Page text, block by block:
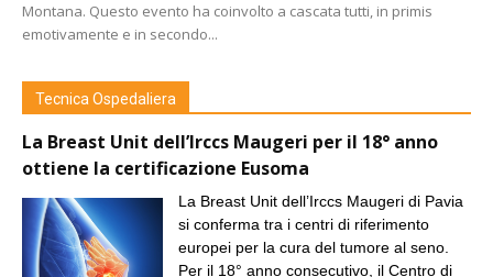
Montana. Questo evento ha coinvolto a cascata tutti, in primis
emotivamente e in secondo...
Tecnica Ospedaliera
La Breast Unit dell’Irccs Maugeri per il 18° anno
ottiene la certificazione Eusoma
La Breast Unit dell’Irccs Maugeri di Pavia
si conferma tra i centri di riferimento
europei per la cura del tumore al seno.
Per il 18° anno consecutivo, il Centro di